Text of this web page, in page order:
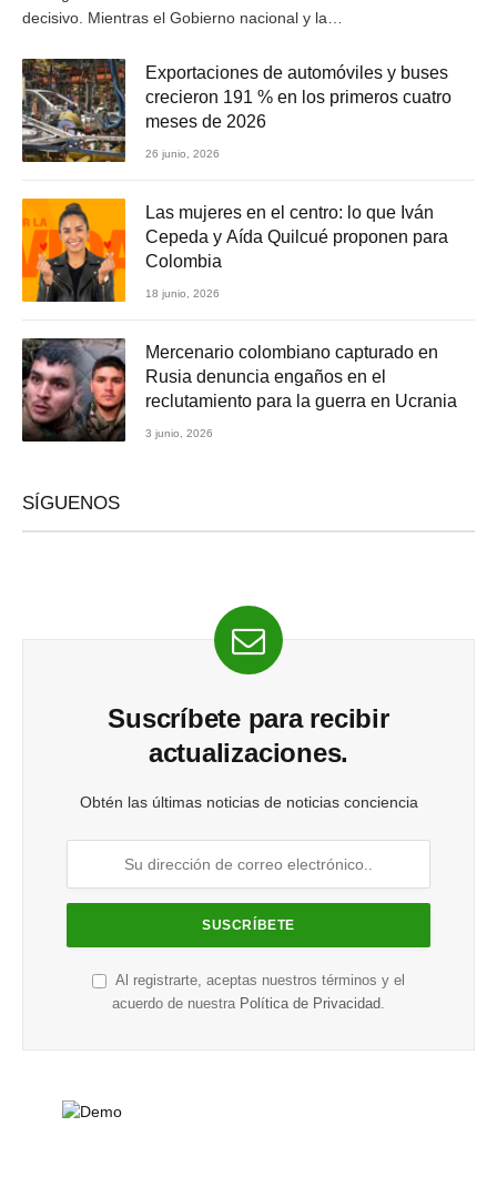
decisivo. Mientras el Gobierno nacional y la…
Exportaciones de automóviles y buses
crecieron 191 % en los primeros cuatro
meses de 2026
26 junio, 2026
Las mujeres en el centro: lo que Iván
Cepeda y Aída Quilcué proponen para
Colombia
18 junio, 2026
Mercenario colombiano capturado en
Rusia denuncia engaños en el
reclutamiento para la guerra en Ucrania
3 junio, 2026
SÍGUENOS
Suscríbete para recibir
actualizaciones.
Obtén las últimas noticias de noticias conciencia
Al registrarte, aceptas nuestros términos y el
acuerdo de nuestra Política de Privacidad.